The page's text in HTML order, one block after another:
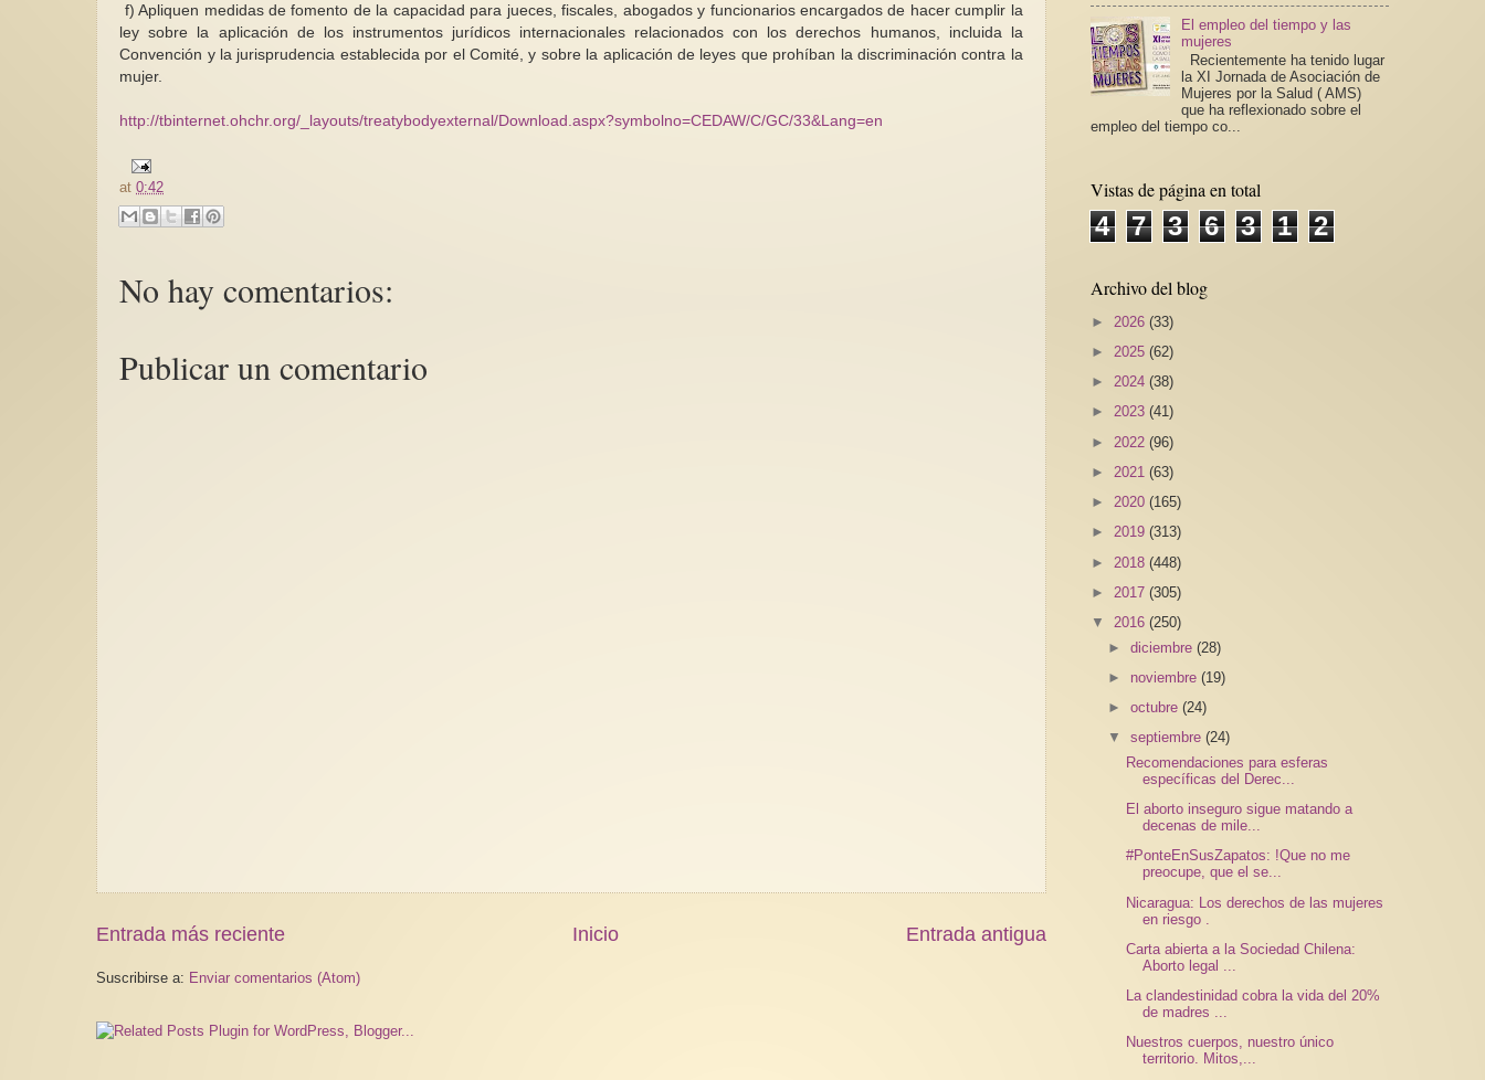
f) Apliquen medidas de fomento de la capacidad para jueces, fiscales, abogados y funcionarios encargados de hacer cumplir la
ley sobre la aplicación de los instrumentos jurídicos internacionales relacionados con los derechos humanos, incluida la
Convención y la jurisprudencia establecida por el Comité, y sobre la aplicación de leyes que prohíban la discriminación contra la
mujer.
http://tbinternet.ohchr.org/_layouts/treatybodyexternal/Download.aspx?symbolno=CEDAW/C/GC/33&Lang=en
at0:42
No hay comentarios:
Publicar un comentario
Entrada más reciente Entrada antigua
Inicio
Suscribirse a: Enviar comentarios (Atom)
El empleo del tiempo y las
mujeres
Recientemente ha tenido lugar
la XI Jornada de Asociación de
Mujeres por la Salud ( AMS)
que ha reflexionado sobre el
empleo del tiempo co...
Vistas de página en total
4 7 3 6 3 1 2
Archivo del blog
► 2026 (33)
► 2025 (62)
► 2024 (38)
► 2023 (41)
► 2022 (96)
► 2021 (63)
► 2020 (165)
► 2019 (313)
► 2018 (448)
► 2017 (305)
▼ 2016 (250)
►diciembre(28)
► noviembre(19)
►octubre(24)
▼septiembre(24)
Recomendaciones para esferas
específicas del Derec...
El aborto inseguro sigue matando a
decenas de mile...
#PonteEnSusZapatos: !Que no me
preocupe, que el se...
Nicaragua: Los derechos de las mujeres
en riesgo .
Carta abierta a la Sociedad Chilena:
Aborto legal ...
La clandestinidad cobra la vida del 20%
de madres ...
Nuestros cuerpos, nuestro único
territorio. Mitos,...